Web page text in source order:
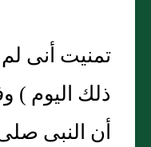
تمنيت أنى
ذلك اليوم )
أن النبى